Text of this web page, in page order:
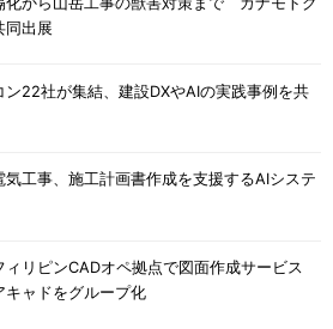
同出展
ン22社が集結、建設DXやAIの実践事例を共
気工事、施工計画書作成を支援するAIシステ
ィリピンCADオペ拠点で図面作成サービス
キャドをグループ化